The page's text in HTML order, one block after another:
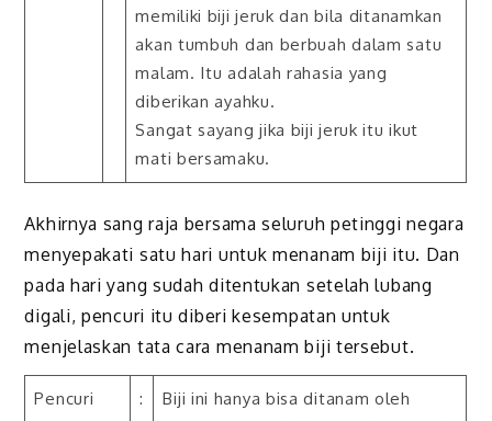
memiliki biji jeruk dan bila ditanamkan
akan tumbuh dan berbuah dalam satu
malam. Itu adalah rahasia yang
diberikan ayahku.
Sangat sayang jika biji jeruk itu ikut
mati bersamaku.
Akhirnya sang raja bersama seluruh petinggi negara
menyepakati satu hari untuk menanam biji itu. Dan
pada hari yang sudah ditentukan setelah lubang
digali, pencuri itu diberi kesempatan untuk
menjelaskan tata cara menanam biji tersebut.
Pencuri :
Biji ini hanya bisa ditanam oleh